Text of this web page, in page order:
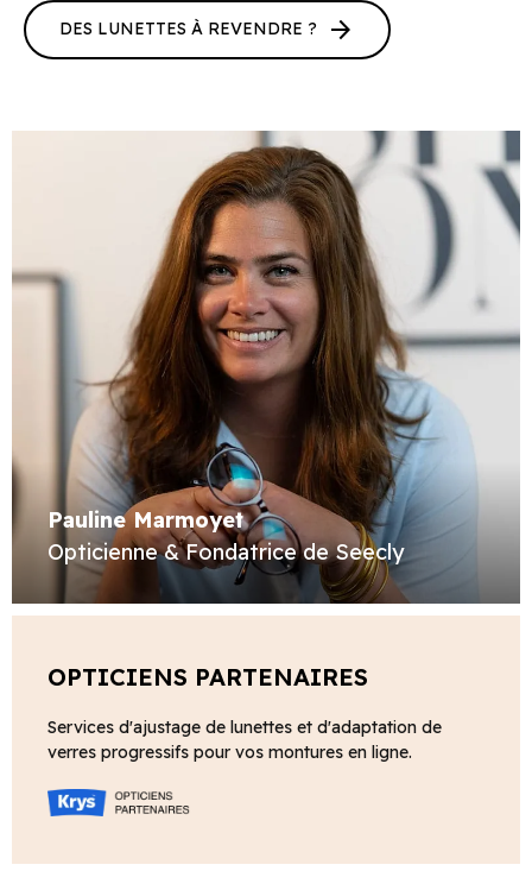
DES LUNETTES À REVENDRE ? arrow_forward
Pauline Marmoyet
Opticienne & Fondatrice de Seecly
OPTICIENS PARTENAIRES
Services d'ajustage de lunettes et d'adaptation de
verres progressifs pour vos montures en ligne.